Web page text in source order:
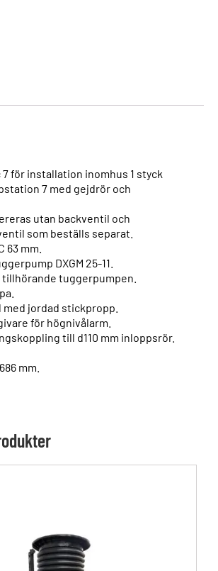
7 för installation inomhus 1 styck
7 med gejdrör och
utan backventil och
som beställs separat.
63 mm.
DXGM 25-11.
tillhörande tuggerpumpen.
med jordad stickpropp.
för högnivålarm.
till d110 mm inloppsrör.
mm.